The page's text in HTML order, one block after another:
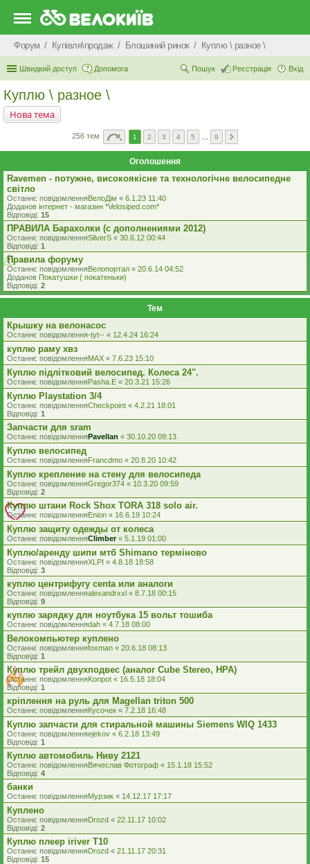
Форум Купівля\продаж Блошиний ринок Куплю \ разное \
Швидкий доступ Допомога Вхід
Реєстрація
Пошук
Куплю \ разное \
Нова тема
256 тем 1 2 3 4 5 9
Оголошення
Ravemen - потужне, високоякісне та технологічне велосипедне
світло
Останнє повідомленняВелоДім « 6.1.23 11:40
Доданов iнтернет - магазин *Velosiped.com*
Відповіді: 15
ПРАВИЛА Барахолки (с дополнениями 2012)
Останнє повідомленняSilverS « 30.6.12 00:44
Відповіді: 1
Правила форуму
Останнє повідомленняВелопортал « 20.6.14 04:52
Доданов Покатушки ( покатеньки)
Відповіді: 2
Тем
Крышку на велонасос
Останнє повідомлення-tyt-- « 12.4.24 16:24
куплю раму хвз
Останнє повідомленняMAX « 7.6.23 15:10
Куплю підлітковий велосипед. Колеса 24".
Останнє повідомленняPasha.E « 20.3.21 15:26
Куплю Playstation 3/4
Останнє повідомленняCheckpoint « 4.2.21 18:01
Відповіді: 1
Запчасти для sram
Останнє повідомленняPavellan « 30.10.20 09:13
Куплю велосипед
Останнє повідомленняFrancdmo « 20.8.20 10:42
Куплю крепление на стену для велосипеда
Останнє повідомленняGregor374 « 10.3.20 09:59
Відповіді: 2
Куплю штани Rock Shox TORA 318 solo air.
Останнє повідомленняEnion « 16.6.19 10:24
Куплю защиту одежды от колеса
Останнє повідомленняClimber« 5.1.19 01:00
Куплю/аренду шипи мтб Shimano терміново
Останнє повідомленняXLPI « 4.8.18 18:58
Відповіді: 3
куплю центрифугу centa или аналоги
Останнє повідомленняalexandrxxl « 8.7.18 00:15
Відповіді: 9
куплю зарядку для ноутбука 15 вольт тошиба
Останнє повідомленняdah « 4.7.18 08:00
Велокомпьютер куплено
Останнє повідомленняfoxman « 20.6.18 08:13
Відповіді: 1
Куплю трейл двухподвес (аналог Cube Stereo, HPA)
Останнє повідомленняKonpot « 16.5.18 18:04
Відповіді: 1
кріплення на руль для Magellan triton 500
Останнє повідомленняКусочек « 7.2.18 16:48
Куплю запчасти для стиральной машины Siemens WIQ 1433
Останнє повідомленняejekov « 6.2.18 13:49
Відповіді: 1
Куплю автомобиль Ниву 2121
Останнє повідомленняВячеслав Фотограф « 15.1.18 15:52
Відповіді: 4
банки
Останнє повідомленняМурзик « 14.12.17 17:17
Куплено
Останнє повідомленняDrozd « 22.11.17 10:02
Відповіді: 2
Куплю плеер iriver Т10
Останнє повідомленняDrozd « 21.11.17 20:31
Відповіді: 15